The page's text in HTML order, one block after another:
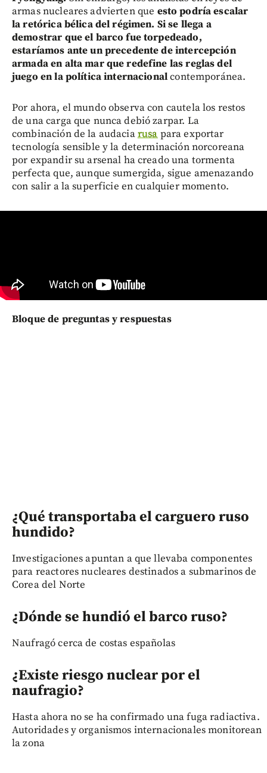
armas nucleares advierten que esto podría escalar
la retórica bélica del régimen. Si se llega a
demostrar que el barco fue torpedeado,
estaríamos ante un precedente de intercepción
armada en alta mar que redefine las reglas del
juego en la política internacionalcontemporánea.
Por ahora, el mundo observa con cautela los restos
de una carga que nunca debió zarpar. La
combinación de la audaciarusa para exportar
tecnología sensible y la determinación norcoreana
por expandir su arsenal ha creado una tormenta
perfecta que, aunque sumergida, sigue amenazando
con salir a la superficie en cualquier momento.
Bloque de preguntas y respuestas
¿Qué transportaba el carguero ruso
hundido?
Investigaciones apuntan a que llevaba componentes
para reactores nucleares destinados a submarinos de
Corea del Norte
¿Dónde se hundió el barco ruso?
Naufragó cerca de costas españolas
¿Existe riesgo nuclear por el
naufragio?
Hasta ahora no se ha confirmado una fuga radiactiva.
Autoridades y organismos internacionales monitorean
la zona